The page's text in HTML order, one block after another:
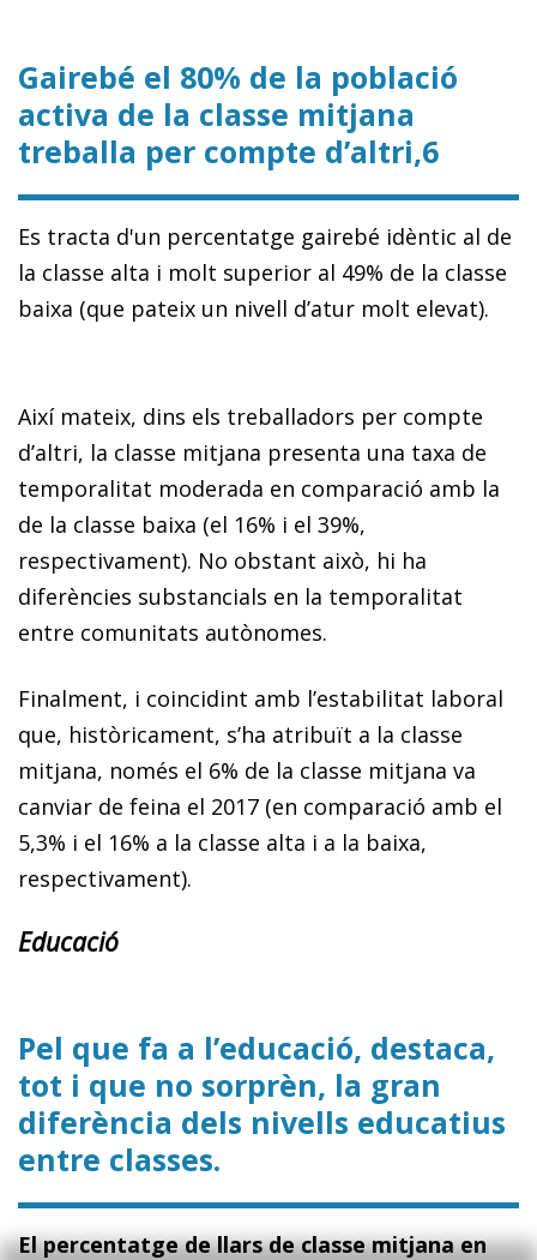
Gairebé el 80% de la població
activa de la classe mitjana
treballa per compte d’altri,6
Es tracta d'un percentatge gairebé idèntic al de
la classe alta i molt superior al 49% de la classe
baixa (que pateix un nivell d’atur molt elevat).
Així mateix, dins els treballadors per compte
d’altri, la classe mitjana presenta una taxa de
temporalitat moderada en comparació amb la
de la classe baixa (el 16% i el 39%,
respectivament). No obstant això, hi ha
diferències substancials en la temporalitat
entre comunitats autònomes.
Finalment, i coincidint amb l’estabilitat laboral
que, històricament, s’ha atribuït a la classe
mitjana, només el 6% de la classe mitjana va
canviar de feina el 2017 (en comparació amb el
5,3% i el 16% a la classe alta i a la baixa,
respectivament).
Educació
Pel que fa a l’educació, destaca,
tot i que no sorprèn, la gran
diferència dels nivells educatius
entre classes.
El percentatge de llars de classe mitjana en